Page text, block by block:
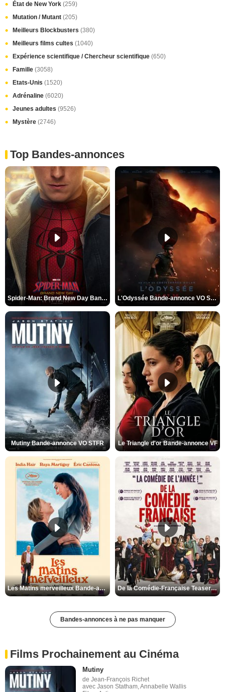
État de New York (259)
Mutation / Mutant (205)
Meilleurs Blockbusters (380)
Meilleurs films cultes (1040)
Expérience scientifique / Chercheur scientifique (650)
Famille (3058)
Etats-Unis (1520)
Adrénaline (6020)
Jeunes adultes (9526)
Mystère (2746)
Top Bandes-annonces
Spider-Man: Brand New Day Bande-annonce VO STFR L'Odyssée Bande-annonce VO STFR
Mutiny Bande-annonce VO STFR Le Triangle d'or Bande-annonce VF
Les Matins merveilleux Bande-annonce VF De la Comédie-Française Teaser VF
Bandes-annonces à ne pas manquer
Films Prochainement au Cinéma
Mutiny
de Jean-François Richet
avec Jason Statham, Annabelle Wallis